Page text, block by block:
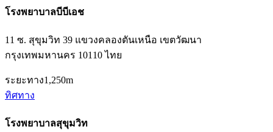
โรงพยาบาลบีบีเอช
11 ซ. สุขุมวิท 39 แขวงคลองตันเหนือ เขตวัฒนา
กรุงเทพมหานคร 10110 ไทย
ระยะทาง1,250m
ทิศทาง
โรงพยาบาลสุขุมวิท